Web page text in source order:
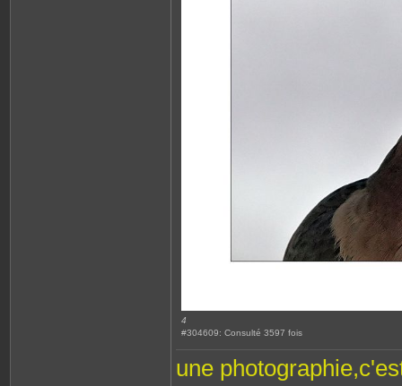
4
#304609: Consulté 3597 fois
une